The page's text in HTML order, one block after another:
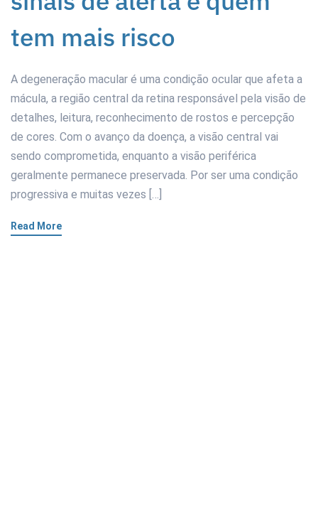
tem mais risco
A degeneração macular é uma condição ocular que afeta a
mácula, a região central da retina responsável pela visão de
detalhes, leitura, reconhecimento de rostos e percepção
de cores. Com o avanço da doença, a visão central vai
sendo comprometida, enquanto a visão periférica
geralmente permanece preservada. Por ser uma condição
progressiva e muitas vezes […]
Read More